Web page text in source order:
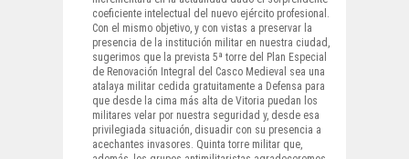
coeficiente intelectual del nuevo ejército profesional.
Con el mismo objetivo, y con vistas a preservar la
presencia de la institución militar en nuestra ciudad,
sugerimos que la prevista 5ª torre del Plan Especial
de Renovación Integral del Casco Medieval sea una
atalaya militar cedida gratuitamente a Defensa para
que desde la cima más alta de Vitoria puedan los
militares velar por nuestra seguridad y, desde esa
privilegiada situación, disuadir con su presencia a
acechantes invasores. Quinta torre militar que,